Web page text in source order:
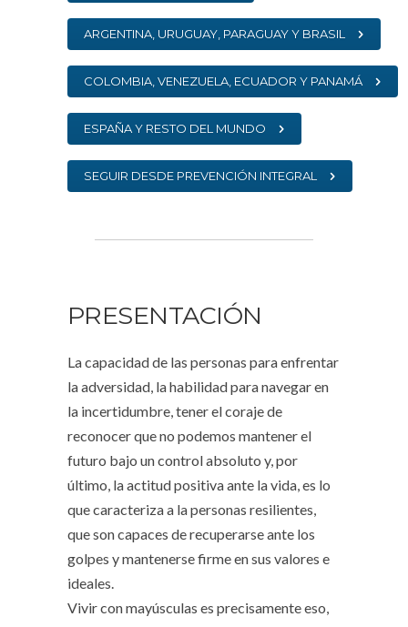
ARGENTINA, URUGUAY, PARAGUAY Y BRASIL
COLOMBIA, VENEZUELA, ECUADOR Y PANAMÁ
ESPAÑA Y RESTO DEL MUNDO
SEGUIR DESDE PREVENCIÓN INTEGRAL
PRESENTACIÓN
La capacidad de las personas para enfrentar
la adversidad, la habilidad para navegar en
la incertidumbre, tener el coraje de
reconocer que no podemos mantener el
futuro bajo un control absoluto y, por
último, la actitud positiva ante la vida, es lo
que caracteriza a la personas resilientes,
que son capaces de recuperarse ante los
golpes y mantenerse firme en sus valores e
ideales.
Vivir con mayúsculas es precisamente eso,